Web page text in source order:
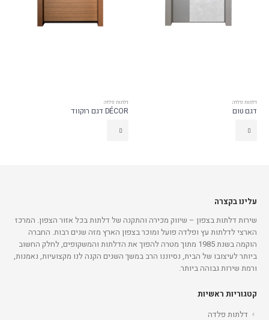
דלתות פלדה
דגם טום
דלתות פלדה
DÉCOR דגם רוקווד
עלינו בקצרה
שירות דלתות בצפון – שיווק מכירה והתקנה של דלתות בכל אזור הצפון. המרכז
הארצי לדלתות עץ ופלדה פועל ומוכר בצפון הארץ מזה שנים רבות. החברה
הוקמה בשנת 1985 מתוך מטרה להפוך את הדלתות והמשקופים, לחלק החשוב
ביותר לעיצובו של הבית, נסיוננו הרב במשך השנים הקנה לנו מקצועיות, נאמנות,
ורמת שירות גבוהה ביותר.
קטגוריות ראשיות
דלתות פלדה